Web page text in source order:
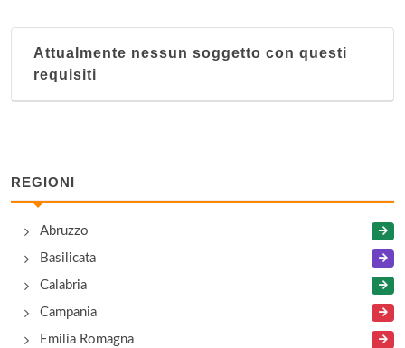
Attualmente nessun soggetto con questi
requisiti
REGIONI
Abruzzo
Basilicata
Calabria
Campania
Emilia Romagna